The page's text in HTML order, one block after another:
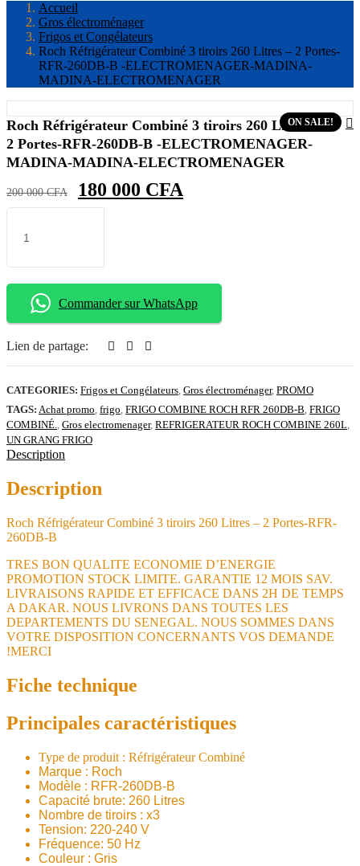
Accueil
Gros électroménager
Frigos et Congélateurs
Roch Réfrigérateur Combiné 3 tiroirs 260 Litres – 2 Portes-
RFR-260DB-B -ELECTROMENAGER-MADINA-
MADINA-ELECTROMENAGER
ON SALE!
Roch Réfrigérateur Combiné 3 tiroirs 260 Litres –
2 Portes-RFR-260DB-B -ELECTROMENAGER-
MADINA-MADINA-ELECTROMENAGER
200 000CFA
Le
prix
200
000 CFA.
180 000 CFA
000 CFA.
quantité
Roch
Combiné
3
tiroirs
Litres
-
RFR-
B
-
ELECTROMENAGER-
MADINA-
ELECTROMENAGER
Commander sur WhatsApp
Lien de partage:
CATEGORIES: Frigos et Congélateurs, Gros électroménager, PROMO
TAGS: Achat promo, frigo, FRIGO COMBINE ROCH RFR 260DB-B, FRIGO
COMBINÉ., Gros electromenager, REFRIGERATEUR ROCH COMBINE 260L,
UN GRANG FRIGO
Description
Description
Roch Réfrigérateur Combiné 3 tiroirs 260 Litres – 2 Portes-RFR-
260DB-B
TRES BON QUALITE ECONOMIE D’ENERGIE
PROMOTION STOCK LIMITE. GARANTIE 12 MOIS SAV.
LIVRAISONS RAPIDE ET EFFICACE DANS 2H DE TEMPS
A DAKAR. NOUS LIVRONS DANS TOUTES LES
DEPARTEMENTS DU SENEGAL. NOUS SOMMES DANS
VOTRE DISPOSITION CONCERNANTS VOS DEMANDE
!MERCI
Fiche technique
Principales caractéristiques
​Type de produit : Réfrigérateur Combiné
Marque : Roch
Modèle : RFR-260DB-B
Capacité brute: 260 Litres
Nombre de tiroirs : x3
Tension: 220-240 V
Fréquence: 50 Hz
Couleur : Gris